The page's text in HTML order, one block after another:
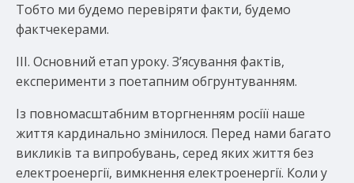
Тобто ми будемо перевіряти факти, будемо
фактчекерами.
ІІІ. Основний етап уроку. З’ясування фактів,
експерименти з поетапним обгрунтуванням.
Із повномасштабним вторгненням росіїї наше
життя кардинально змінилося. Перед нами багато
викликів та випробувань, серед яких життя без
електроенергії, вимкнення електроенергії. Коли у